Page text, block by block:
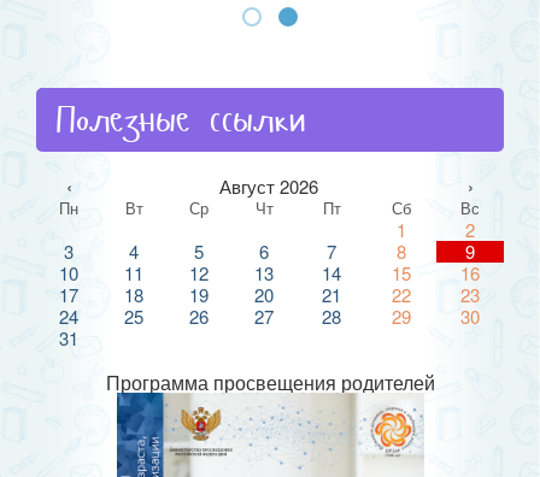
Полезные ссылки
‹ Август 2026 ›
Пн Вт Ср Чт Пт Сб Вс
1
2
3
4 5 6 7 8
9
10
11 12 13 14 15
16
17
18 19 20 21 22
23
24
25 26 27 28 29
30
31
Программа просвещения родителей